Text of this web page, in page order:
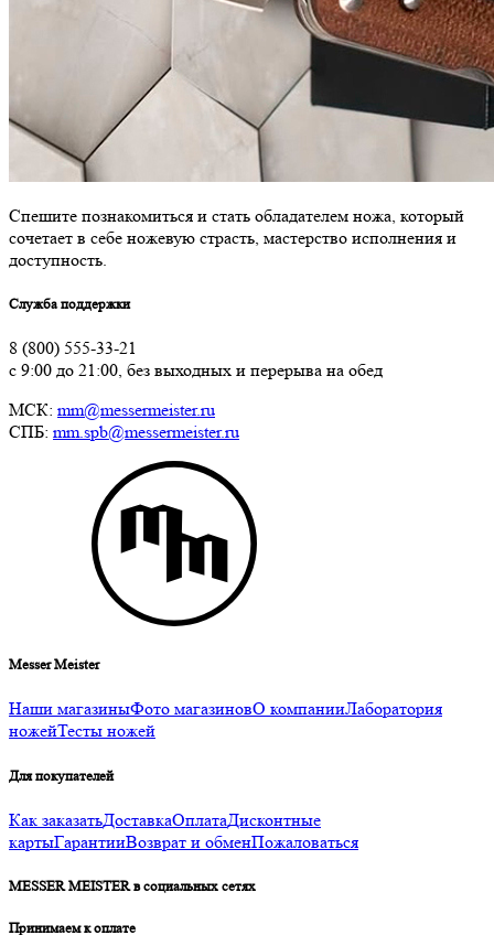
Спешите познакомиться и стать обладателем ножа, который
сочетает в себе ножевую страсть, мастерство исполнения и
доступность.
Служба поддержки
8 (800) 555-33-21
с 9:00 до 21:00, без выходных и перерыва на обед
МСК: mm@messermeister.ru
СПБ: mm.spb@messermeister.ru
Messer Meister
Наши магазиныФото магазиновО компанииЛаборатория
ножейТесты ножей
Для покупателей
Как заказатьДоставкаОплатаДисконтные
картыГарантииВозврат и обменПожаловаться
MESSER MEISTER в социальных сетях
Принимаем к оплате